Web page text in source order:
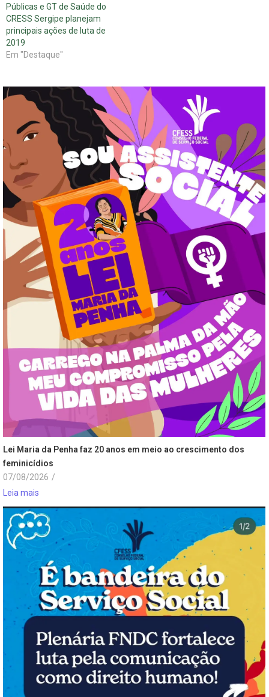
Públicas e GT de Saúde do
CRESS Sergipe planejam
principais ações de luta de
2019
Em "Destaque"
Lei Maria da Penha faz 20 anos em meio ao crescimento dos
feminicídios
07/08/2026 /
Leia mais